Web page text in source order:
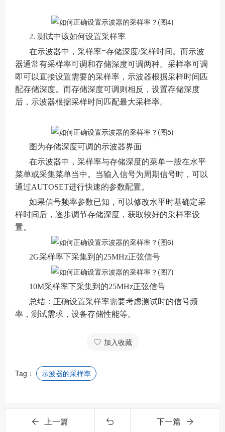
2. 测试中该如何设置采样率
在示波器中，采样率=存储深度/采样时间。而示波
器通常有采样率可调和存储深度可调两种。采样率可调
即可以直接设置需要的采样率，示波器根据采样时间匹
配存储深度。而存储深度可调则相反，设置存储深度
后，示波器根据采样时间匹配最大采样率。
图为存储深度可调的示波器界面
在示波器中，采样率与存储深度的菜单一般在水平
菜单或采集菜单当中。当输入信号为周期信号时，可以
通过AUTOSET进行快速的参数配置。
如果信号频率参数已知，可以修改水平时基确定采
样时间后，逐步调节存储深度，获取较好的采样率设
置。
2G采样率下采集到的25MHz正弦信号
10M采样率下采集到的25MHz正弦信号
总结：正确设置采样率需要考虑测试时的信号频
率，测试需求，设备存储性能等。
加入收藏
Tag： 示波器的采样率
上一篇 下一篇